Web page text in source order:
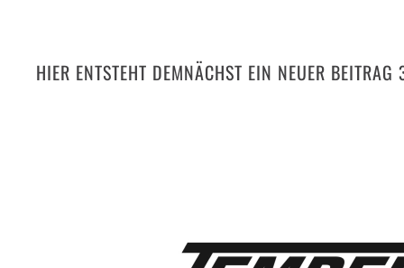
HIER ENTSTEHT DEMNÄCHST EIN NEUER BEITRAG